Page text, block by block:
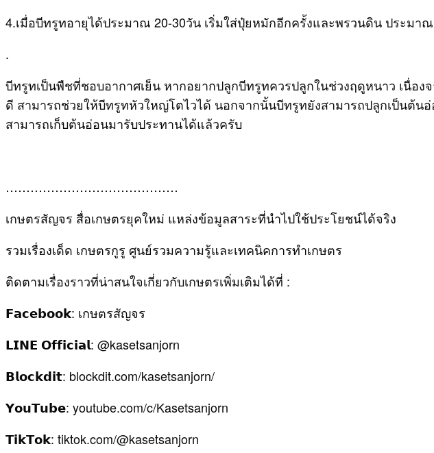
4.เมื่อบีทรูทอายุได้ประมาณ 20-30วัน เริ่มใส่ปุ๋ยหมักอีกครั้งและพรวนดิน ประมา
.
บีทรูทเป็นพืชที่ชอบอากาศเย็น หากอยากปลูกบีทรูทควรปลูกในช่วงฤดูหนาว เนื่อ
ดี สามารถช่วยให้บีทรูทหัวใหญ่โตไวได้ นอกจากนั้นบีทรูทยังสามารถปลูกเป็นต้น
สามารถเก็บต้นอ่อนมารับประทานได้แล้วครับ
……………………………………
เกษตรสัญจร สื่อเกษตรยุคใหม่ แหล่งข้อมูลสาระที่นำไปใช้ประโยชน์ได้จริง
รวมเรื่องเด็ด เกษตรกูรู ศูนย์รวมความรู้และเทคนิคการทำเกษตร
ติดตามเรื่องราวที่น่าสนใจเกี่ยวกับเกษตรเพิ่มเติมได้ที่ :
𝗙𝗮𝗰𝗲𝗯𝗼𝗼𝗸: เกษตรสัญจร
𝗟𝗜𝗡𝗘 𝗢𝗳𝗳𝗶𝗰𝗶𝗮𝗹: @kasetsanjorn
𝗕𝗹𝗼𝗰𝗸𝗱𝗶𝘁: blockdit.com/kasetsanjorn/
𝗬𝗼𝘂𝗧𝘂𝗯𝗲: youtube.com/c/Kasetsanjorn
𝗧𝗶𝗸𝗧𝗼𝗸: tiktok.com/@kasetsanjorn